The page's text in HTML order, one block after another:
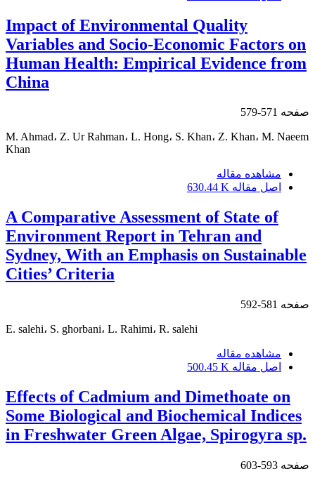
Impact of Environmental Quality
Variables and Socio-Economic Factors on
Human Health: Empirical Evidence from
China
صفحه 571-579
M. Ahmad، Z. Ur Rahman، L. Hong، S. Khan، Z. Khan، M. Naeem
Khan
مشاهده مقاله
اصل مقاله 630.44 K
A Comparative Assessment of State of
Environment Report in Tehran and
Sydney, With an Emphasis on Sustainable
Cities’ Criteria
صفحه 581-592
E. salehi، S. ghorbani، L. Rahimi، R. salehi
مشاهده مقاله
اصل مقاله 500.45 K
Effects of Cadmium and Dimethoate on
Some Biological and Biochemical Indices
in Freshwater Green Algae, Spirogyra sp.
صفحه 593-603